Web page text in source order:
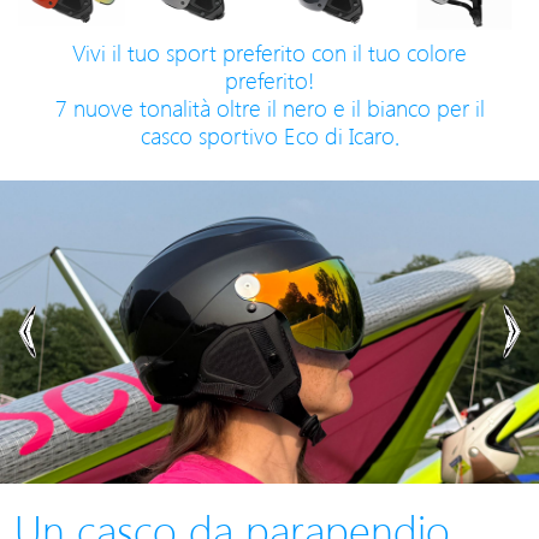
Vivi il tuo sport preferito con il tuo colore
preferito!
7 nuove tonalità oltre il nero e il bianco per il
casco sportivo Eco di Icaro.
Previous